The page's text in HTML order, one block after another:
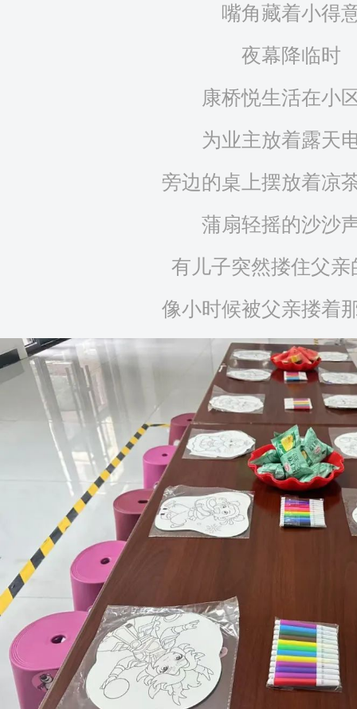
嘴角藏着小得
夜幕降临时
康桥悦生活在小
为业主放着露天
旁边的桌上摆放着凉
蒲扇轻摇的沙沙
有儿子突然搂住父亲
像小时候被父亲搂着